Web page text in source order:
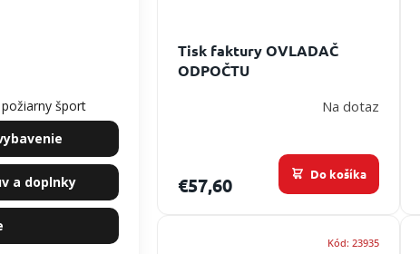
šport
a doplnky
Tisk faktury OVLADAČ
ODPOČTU
Na dotaz
€57,60 Do košíka
Kód: 23935